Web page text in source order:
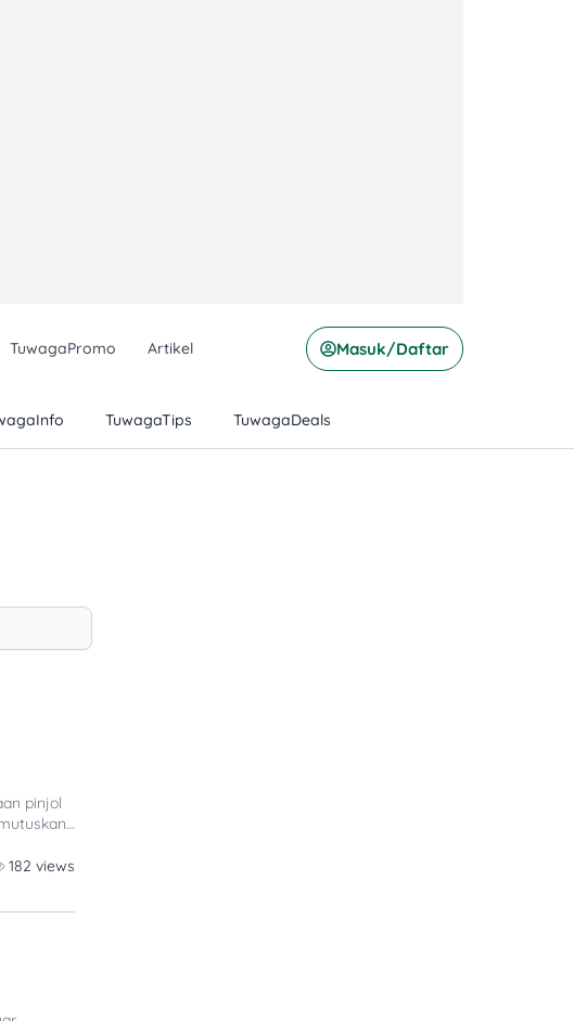
TuwagaPromo Artikel Masuk/Daftar
TuwagaTips TuwagaDeals
pinjol
182 views